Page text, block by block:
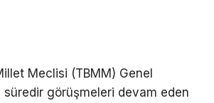
Meclisi (TBMM) Genel
süredir görüşmeleri devam eden